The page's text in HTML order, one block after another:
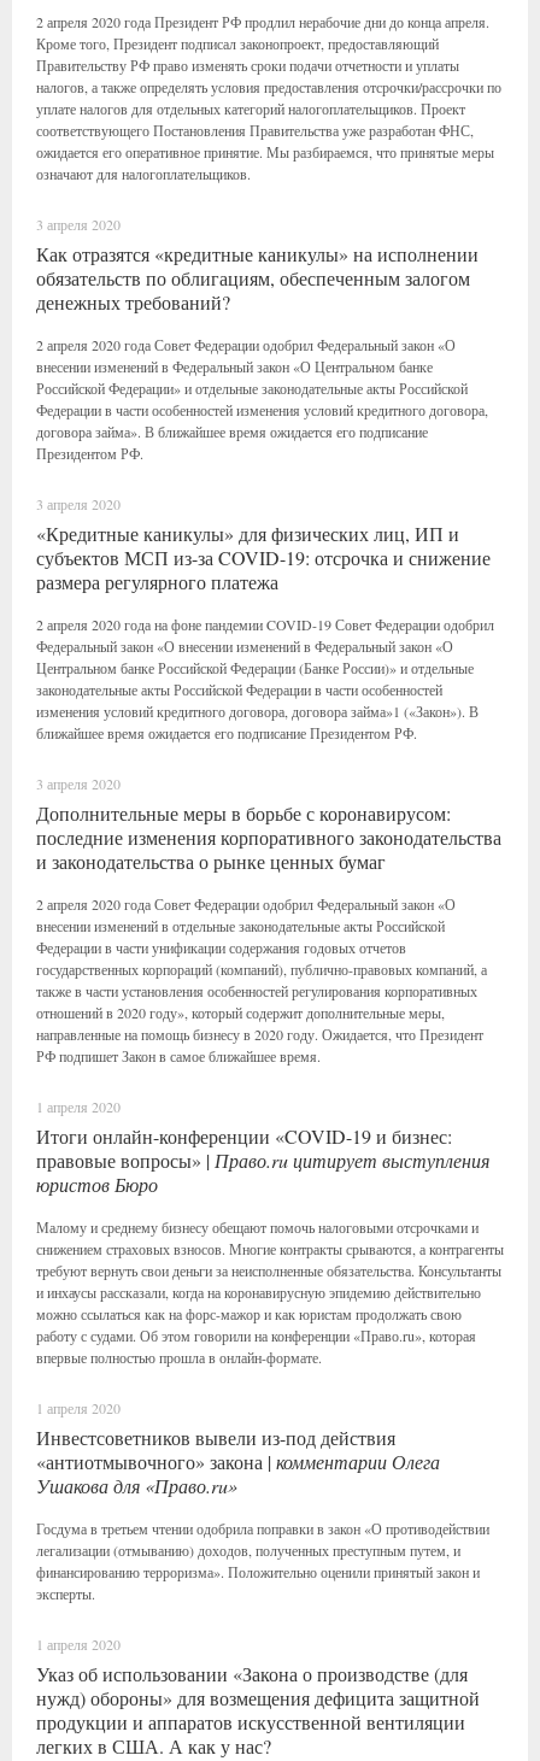
2 апреля 2020 года Президент РФ продлил нерабочие дни до конца апреля.
Кроме того, Президент подписал законопроект, предоставляющий
Правительству РФ право изменять сроки подачи отчетности и уплаты
налогов, а также определять условия предоставления отсрочки/рассрочки по
уплате налогов для отдельных категорий налогоплательщиков. Проект
соответствующего Постановления Правительства уже разработан ФНС,
ожидается его оперативное принятие. Мы разбираемся, что принятые меры
означают для налогоплательщиков.
3 апреля 2020
Как отразятся «кредитные каникулы» на исполнении
обязательств по облигациям, обеспеченным залогом
денежных требований?
2 апреля 2020 года Совет Федерации одобрил Федеральный закон «О
внесении изменений в Федеральный закон «О Центральном банке
Российской Федерации» и отдельные законодательные акты Российской
Федерации в части особенностей изменения условий кредитного договора,
договора займа». В ближайшее время ожидается его подписание
Президентом РФ.
3 апреля 2020
«Кредитные каникулы» для физических лиц, ИП и
субъектов МСП из-за COVID-19: отсрочка и снижение
размера регулярного платежа
2 апреля 2020 года на фоне пандемии COVID-19 Совет Федерации одобрил
Федеральный закон «О внесении изменений в Федеральный закон «О
Центральном банке Российской Федерации (Банке России)» и отдельные
законодательные акты Российской Федерации в части особенностей
изменения условий кредитного договора, договора займа»1 («Закон»). В
ближайшее время ожидается его подписание Президентом РФ.
3 апреля 2020
Дополнительные меры в борьбе с коронавирусом:
последние изменения корпоративного законодательства
и законодательства о рынке ценных бумаг
2 апреля 2020 года Совет Федерации одобрил Федеральный закон «О
внесении изменений в отдельные законодательные акты Российской
Федерации в части унификации содержания годовых отчетов
государственных корпораций (компаний), публично-правовых компаний, а
также в части установления особенностей регулирования корпоративных
отношений в 2020 году», который содержит дополнительные меры,
направленные на помощь бизнесу в 2020 году. Ожидается, что Президент
РФ подпишет Закон в самое ближайшее время.
1 апреля 2020
Итоги онлайн-конференции «COVID-19 и бизнес:
правовые вопросы» | Право.ru цитирует выступления
юристов Бюро
Малому и среднему бизнесу обещают помочь налоговыми отсрочками и
снижением страховых взносов. Многие контракты срываются, а контрагенты
требуют вернуть свои деньги за неисполненные обязательства. Консультанты
и инхаусы рассказали, когда на коронавирусную эпидемию действительно
можно ссылаться как на форс-мажор и как юристам продолжать свою
работу с судами. Об этом говорили на конференции «Право.ru», которая
впервые полностью прошла в онлайн-формате.
1 апреля 2020
Инвестсоветников вывели из-под действия
«антиотмывочного» закона |комментарии Олега
Ушакова для «Право.ru»
Госдума в третьем чтении одобрила поправки в закон «О противодействии
легализации (отмыванию) доходов, полученных преступным путем, и
финансированию терроризма». Положительно оценили принятый закон и
эксперты.
1 апреля 2020
Указ об использовании «Закона о производстве (для
нужд) обороны» для возмещения дефицита защитной
продукции и аппаратов искусственной вентиляции
легких в США. А как у нас?